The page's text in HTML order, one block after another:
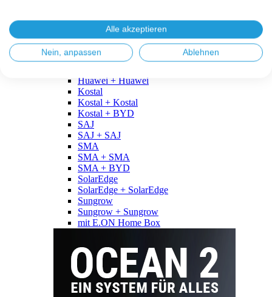
Fronius + BYD
GoodWe
GoodWe + GoodWe
GoodWe + BYD
Huawei + Huawei
Kostal
Kostal + Kostal
Kostal + BYD
SAJ
SAJ + SAJ
SMA
SMA + SMA
SMA + BYD
SolarEdge
SolarEdge + SolarEdge
Sungrow
Sungrow + Sungrow
mit E.ON Home Box
Alle akzeptieren
Nein, anpassen Ablehnen